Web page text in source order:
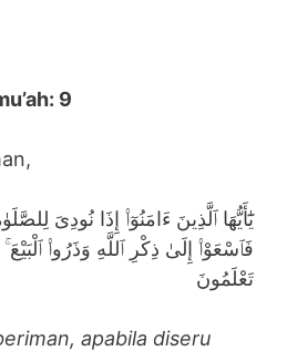
9
يَٰٓأَيُّهَا ٱلَّذِينَ ءَامَنُوٓا۟ إِذَا نُودِىَ
فَٱسْعَوْا۟ إِلَىٰ ذِكْرِ ٱللَّهِ وَذَرُوا۟
تَعْلَمُونَ
apabila diseru